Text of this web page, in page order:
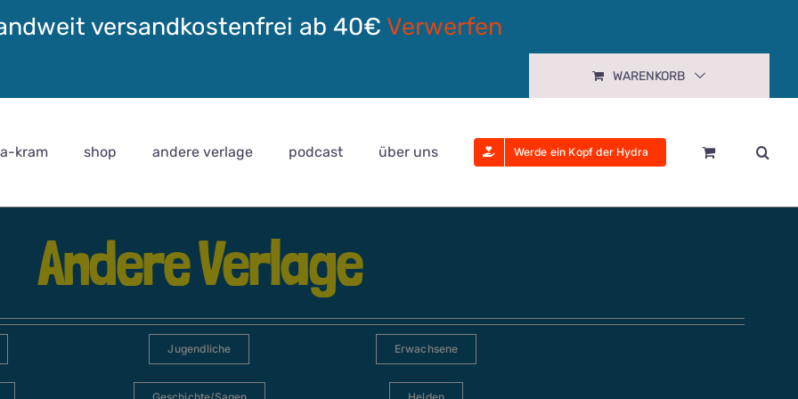
versandkostenfrei ab 40€ Verwerfen
WARENKORB
kram shop andere verlage podcast über uns Werde ein Kopf der Hydra
Andere Verlage
Jugendliche Erwachsene